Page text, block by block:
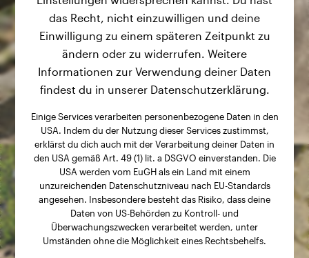
das Recht, nicht einzuwilligen und deine
Einwilligung zu einem späteren Zeitpunkt zu
ändern oder zu widerrufen. Weitere
Informationen zur Verwendung deiner Daten
findest du in unserer Datenschutzerklärung.
Einige Services verarbeiten personenbezogene Daten in den
USA. Indem du der Nutzung dieser Services zustimmst,
erklärst du dich auch mit der Verarbeitung deiner Daten in
den USA gemäß Art. 49 (1) lit. a DSGVO einverstanden. Die
USA werden vom EuGH als ein Land mit einem
unzureichenden Datenschutzniveau nach EU-Standards
angesehen. Insbesondere besteht das Risiko, dass deine
Daten von US-Behörden zu Kontroll- und
Überwachungszwecken verarbeitet werden, unter
Umständen ohne die Möglichkeit eines Rechtsbehelfs.